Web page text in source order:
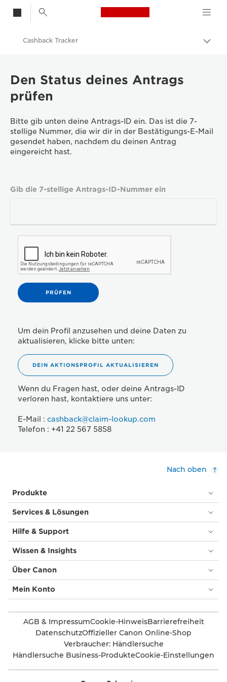
Canon Logo, back
Auf
Cashback Tracker
Den Status deines Antrags
prüfen
Bitte gib unten deine Antrags-ID ein. Das ist die 7-
stellige Nummer, die wir dir in der Bestätigungs-E-Mail
gesendet haben, nachdem du deinen Antrag
eingereicht hast.
Gib die 7-stellige Antrags-ID-Nummer ein
Um dein Profil anzusehen und deine Daten zu
aktualisieren, klicke bitte unten:
DEIN AKTIONSPROFIL AKTUALISIEREN
Wenn du Fragen hast, oder deine Antrags-ID
verloren hast, kontaktiere uns unter:
E-Mail : cashback@claim-lookup.com
Telefon : +41 22 567 5858
Nach oben
Produkte
Services & Lösungen
Hilfe & Support
Wissen & Insights
Über Canon
Mein Konto
AGB & ImpressumCookie-HinweisBarrierefreiheit
DatenschutzOffizieller Canon Online-Shop
Verbraucher: Händlersuche
Händlersuche Business-ProdukteCookie-Einstellungen